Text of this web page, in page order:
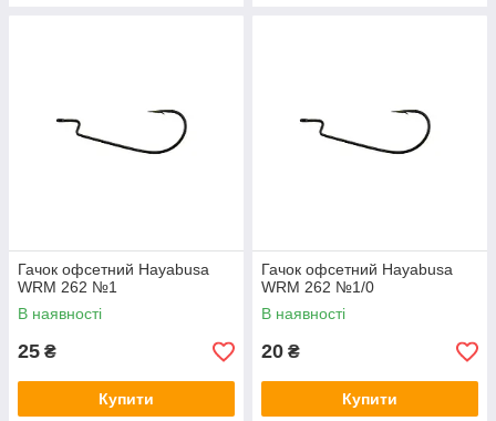
Гачок офсетний Hayabusa
WRM 262 №1
В наявності
25 ₴
Купити
Гачок офсетний Hayabusa
WRM 262 №1/0
В наявності
20 ₴
Купити